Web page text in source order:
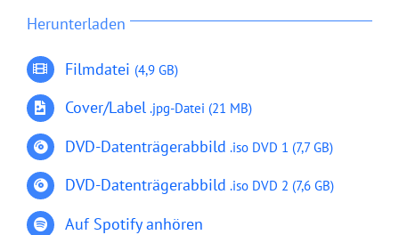
Herunterladen
Filmdatei (4,9 GB)
Cover/Label .jpg-Datei (21 MB)
DVD-Datenträgerabbild .iso DVD 1 (7,7 GB)
DVD-Datenträgerabbild .iso DVD 2 (7,6 GB)
Auf Spotify anhören